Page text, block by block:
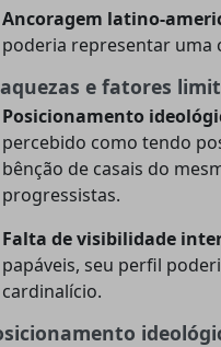
Ancoragem latino-
poderia representar uma
e fatores
Posicionamento
percebido como tendo
bênção de casais do
progressistas.
Falta de visibilidade
papáveis, seu perfil
cardinalício.